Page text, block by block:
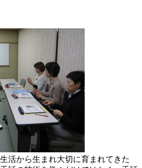
活から生まれ大切に育まれてきた